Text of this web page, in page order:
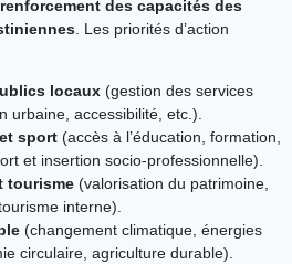
renforcement des capacités des
. Les priorités d’action
locaux(gestion des services
urbaine, accessibilité, etc.).
sport(accès à l’éducation, formation,
et insertion socio-professionnelle).
tourisme(valorisation du patrimoine,
interne).
(changement climatique, énergies
circulaire, agriculture durable).